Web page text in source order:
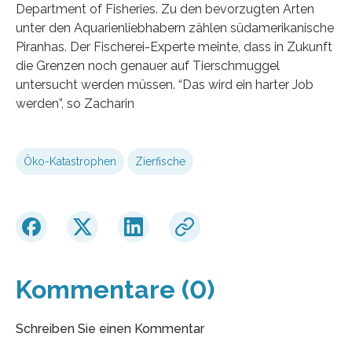
Department of Fisheries. Zu den bevorzugten Arten
unter den Aquarienliebhabern zählen südamerikanische
Piranhas. Der Fischerei-Experte meinte, dass in Zukunft
die Grenzen noch genauer auf Tierschmuggel
untersucht werden müssen. “Das wird ein harter Job
werden”, so Zacharin
Öko-Katastrophen Zierfische
Kommentare (0)
Schreiben Sie einen Kommentar